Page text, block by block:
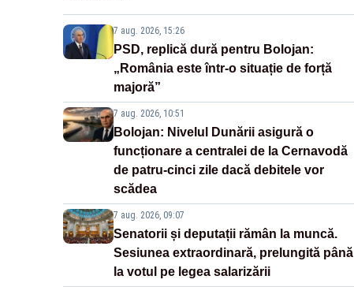
7 aug. 2026, 15:26
PSD, replică dură pentru Bolojan:
„România este într-o situație de forță
majoră”
7 aug. 2026, 10:51
Bolojan: Nivelul Dunării asigură o
funcționare a centralei de la Cernavodă
de patru-cinci zile dacă debitele vor
scădea
7 aug. 2026, 09:07
Senatorii și deputații rămân la muncă.
Sesiunea extraordinară, prelungită până
la votul pe legea salarizării